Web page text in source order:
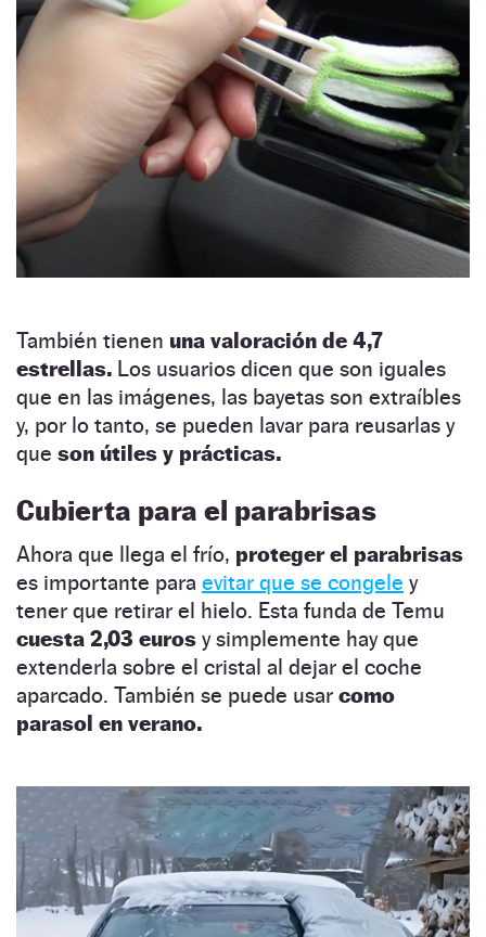
También tienen una valoración de 4,7
estrellas. Los usuarios dicen que son iguales
que en las imágenes, las bayetas son extraíbles
y, por lo tanto, se pueden lavar para reusarlas y
que son útiles y prácticas.
Cubierta para el parabrisas
Ahora que llega el frío, proteger el parabrisas
es importante para evitar que se congele y
tener que retirar el hielo. Esta funda de Temu
cuesta 2,03 euros y simplemente hay que
extenderla sobre el cristal al dejar el coche
aparcado. También se puede usar como
parasol en verano.